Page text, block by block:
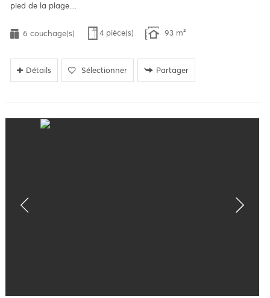
pied de la plage....
6 couchage(s) 4 pièce(s) 93 m²
Détails Sélectionner Partager